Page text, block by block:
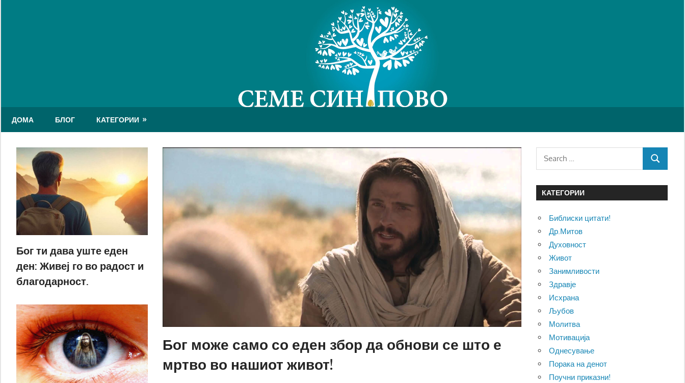
ДОМА БЛОГ КАТЕГОРИИ
Бог може само со еден збор да обнови се што е
мртво во нашиот живот!
Бог ти дава уште еден
ден: Живеј го во радост и
благодарност.
Search
SEARCH
КАТЕГОРИИ
Библиски цитати!
Др.Митов
Духовност
Живот
Занимливости
Здравје
Исхрана
Љубов
Молитва
Мотивација
Однесување
Порака на денот
Поучни приказни!